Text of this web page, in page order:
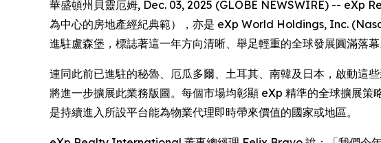
華盛頓州貝靈厄姆, Dec. 03, 2025 (GLOBE NEWSWIRE) --
為中心的房地產經紀典範），亦是 eXp World Holdings, Inc.
進駐盧森堡，標誌著這一年方向清晰、舉足輕重的全球發展圓滿落幕
連同此前已進駐的秘魯、厄瓜多爾、土耳其、南韓及日本，啟動這
將進一步擴展此業務版圖。每個市場均彰顯 eXp 精準的全球擴展
是持續進入所設平台能為物業代理即時帶來價值的國家或地區。